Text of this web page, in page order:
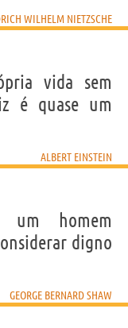
WILHELM NIETZSCHE
vida sem
é quase um
ALBERT EINSTEIN
um homem
digno
GEORGE BERNARD SHAW